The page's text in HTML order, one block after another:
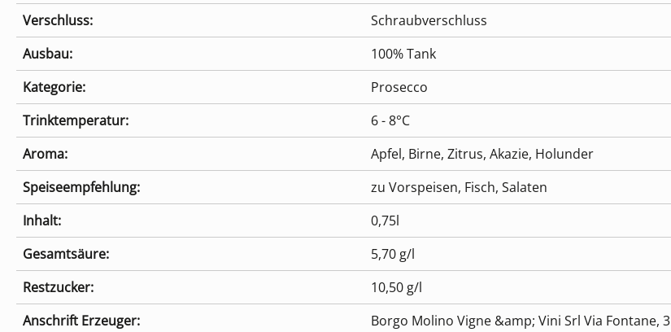
Ausbau:
100% Tank
Kategorie:
Prosecco
Trinktemperatur: 6 - 8°C
Aroma: Apfel, Birne, Zitrus, Akazie, Holunder
Verschluss: Schraubverschluss
Speiseempfehlung:
zu Vorspeisen, Fisch, Salaten
Inhalt:
0,75l
Gesamtsäure:
5,70 g/l
Restzucker:
10,50 g/l
Anschrift Erzeuger:
Borgo Molino Vigne &amp; Vini Srl Via Fontane, 3